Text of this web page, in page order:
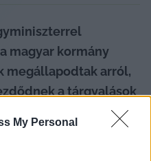
My Personal
magyar kormány
megállapodtak arról,
a tárgyalások
képviselők